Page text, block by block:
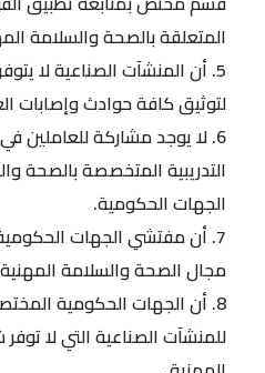
المتعلقة بالصحة والسلامة
5. أن المنشآت الصناعية لا
لتوثيق كافة حوادث وإصابات
6. لا يوجد مشاركة للعاملين
التدريبية المتخصصة بالصحة
الجهات الحكومية.
7. أن مفتشي الجهات
مجال الصحة والسلامة
8. أن الجهات الحكومية
للمنشآت الصناعية التي لا